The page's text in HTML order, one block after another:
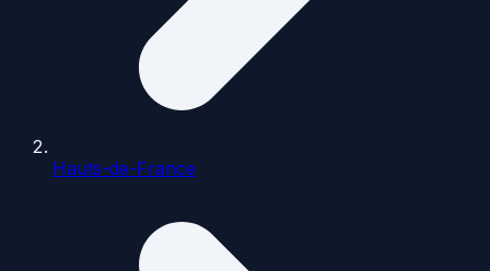
Hauts-de-France